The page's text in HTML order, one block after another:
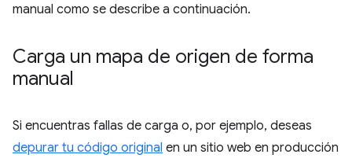
manual como se describe a continuación.
Carga un mapa de origen de forma
manual
Si encuentras fallas de carga o, por ejemplo, deseas
depurar tu código original en un sitio web en producción